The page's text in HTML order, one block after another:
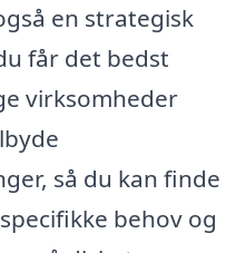
en strategisk
får det bedst
virksomheder
så du kan finde
behov og